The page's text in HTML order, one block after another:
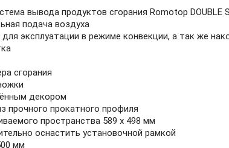
вывода продуктов сгорания Romotop DOUBLE
подача воздуха
эксплуатации в режиме конвекции, а так же
сгорания
декором
прочного прокатного профиля
пространства 589 x 498 мм
оснастить установочной рамкой
мм